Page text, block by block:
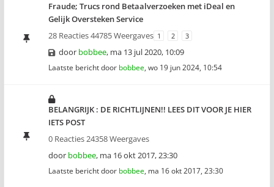
Fraude; Trucs rond Betaalverzoeken met iDeal en
Gelijk Oversteken Service
28 Reacties 44785 Weergaves 1 2 3
door bobbee, ma 13 jul 2020, 10:09
Laatste bericht door bobbee, wo 19 jun 2024, 10:54
BELANGRIJK : DE RICHTLIJNEN!! LEES DIT VOOR JE HIER
IETS POST
0 Reacties 24358 Weergaves
door bobbee, ma 16 okt 2017, 23:30
Laatste bericht door bobbee, ma 16 okt 2017, 23:30